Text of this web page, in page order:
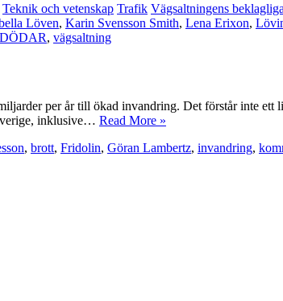
Teknik och vetenskap Trafik Vägsaltningens
Löven, Karin Svensson Smith, Lena Erixon,
, vägsaltning
per år till ökad invandring. Det förstår inte ett
inklusive… Read More »
, brott, Fridolin, Göran Lambertz, invandring,